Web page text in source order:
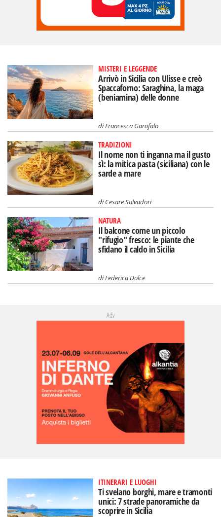
MISTERI E LEGGENDE
Arrivò in Sicilia con Ulisse e creò
Spaccaforno: Saraghina, la maga
(beniamina) delle donne
diFrancesca Garofalo
TRADIZIONI
Il nome non ti inganna ma il gusto
sì: la mitica pasta (siciliana) con le
sarde a mare
diCesare Salvadori
NATURA
Il balcone come un piccolo
"rifugio" fresco: le piante che
sfidano il caldo in Sicilia
diFederica Dolce
Adv
ITINERARI E LUOGHI
Ti svelano borghi, mare e tramonti
unici: 7 strade panoramiche da
scoprire in Sicilia